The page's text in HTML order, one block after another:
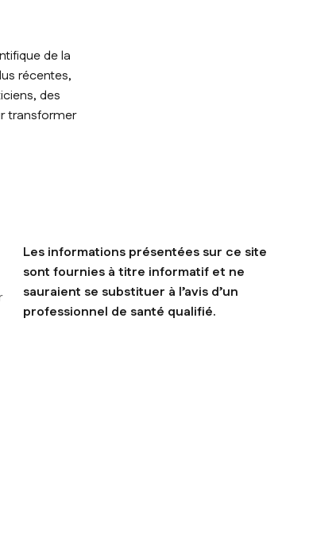
de la
récentes,
des
transformer
Les informations présentées sur ce site
sont fournies à titre informatif et ne
sauraient se substituer à l’avis d’un
professionnel de santé qualifié.